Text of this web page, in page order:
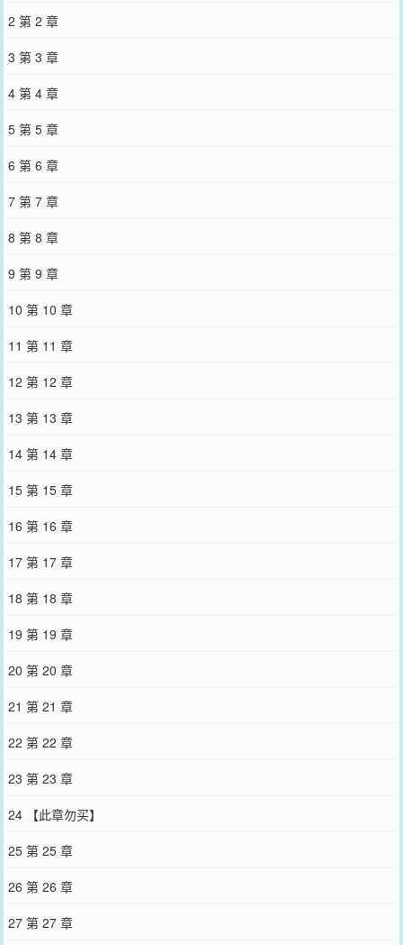
爆，而她的旅程才刚刚开始。阅读指南：①比较类似单机经营游戏，
三个世界感兴趣可以收藏～-
博微信里的朋友推荐哦！
2 第 2 章
3 第 3 章
4 第 4 章
5 第 5 章
6 第 6 章
7 第 7 章
8 第 8 章
9 第 9 章
10 第 10 章
11 第 11 章
12 第 12 章
13 第 13 章
14 第 14 章
15 第 15 章
16 第 16 章
17 第 17 章
18 第 18 章
19 第 19 章
20 第 20 章
21 第 21 章
22 第 22 章
23 第 23 章
24 【此章勿买】
25 第 25 章
26 第 26 章
27 第 27 章